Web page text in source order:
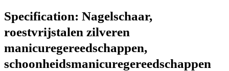
Specification: Nagelschaar,
roestvrijstalen zilveren
manicuregereedschappen,
schoonheidsmanicuregereedschappen